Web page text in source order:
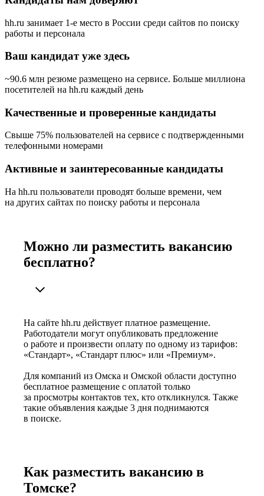
hh.ru занимает 1-е место в России среди сайтов по поиску
работы и персонала
Ваш кандидат уже здесь
~90.6 млн резюме размещено на сервисе. Больше миллиона
посетителей на hh.ru каждый день
Качественные и проверенные кандидаты
Свыше 75% пользователей на сервисе с подтвержденными
телефонными номерами
Активные и заинтересованные кандидаты
На hh.ru пользователи проводят больше времени, чем
на других сайтах по поиску работы и персонала
Можно ли разместить вакансию
бесплатно?
На сайте hh.ru действует платное размещение.
Работодатели могут опубликовать предложение
о работе и произвести оплату по одному из тарифов:
«Стандарт», «Стандарт плюс» или «Премиум».
Для компаний из Омска и Омской области доступно
бесплатное размещение с оплатой только
за просмотры контактов тех, кто откликнулся. Также
такие объявления каждые 3 дня поднимаются
в поиске.
Как разместить вакансию в
Томске?